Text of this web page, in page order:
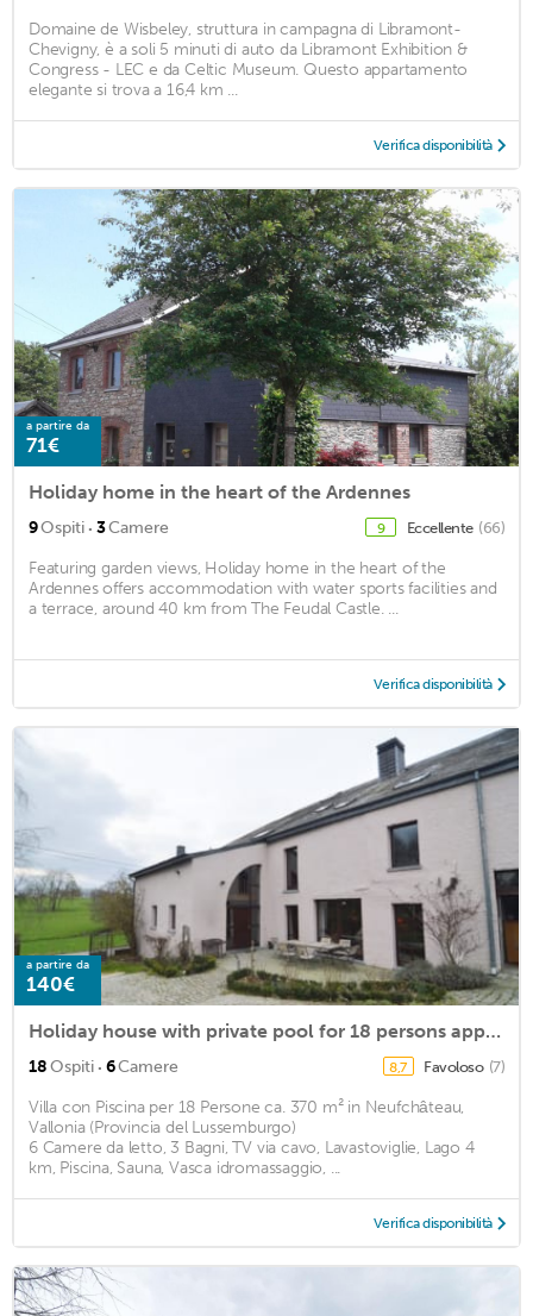
Domaine de Wisbeley, struttura in campagna di Libramont-
Chevigny, è a soli 5 minuti di auto da Libramont Exhibition &
Congress - LEC e da Celtic Museum. Questo appartamento
elegante si trova a 16,4 km ...
Verifica disponibilità
a partire da
71€
Holiday home in the heart of the Ardennes
9Ospiti · 3Camere 9 Eccellente (66)
Featuring garden views, Holiday home in the heart of the
Ardennes offers accommodation with water sports facilities and
a terrace, around 40 km from The Feudal Castle. ...
Verifica disponibilità
a partire da
140€
Holiday house with private pool for 18 persons approx. 370 m2
18Ospiti · 6Camere 8,7 Favoloso (7)
Villa con Piscina per 18 Persone ca. 370 m² in Neufchâteau,
Vallonia (Provincia del Lussemburgo)
6 Camere da letto, 3 Bagni, TV via cavo, Lavastoviglie, Lago 4
km, Piscina, Sauna, Vasca idromassaggio, ...
Verifica disponibilità